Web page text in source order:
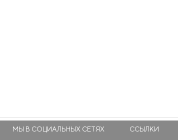
МЫ В СОЦИАЛЬНЫХ СЕТЯХ ССЫЛКИ